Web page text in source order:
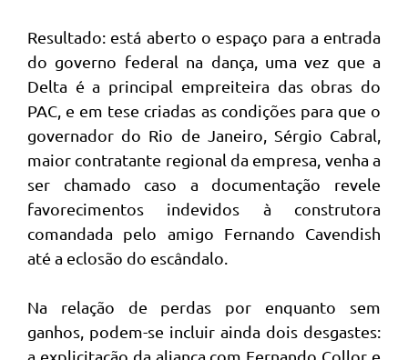
Resultado: está aberto o espaço para a entrada
do governo federal na dança, uma vez que a
Delta é a principal empreiteira das obras do
PAC, e em tese criadas as condições para que o
governador do Rio de Janeiro, Sérgio Cabral,
maior contratante regional da empresa, venha a
ser chamado caso a documentação revele
favorecimentos indevidos à construtora
comandada pelo amigo Fernando Cavendish
até a eclosão do escândalo.
Na relação de perdas por enquanto sem
ganhos, podem-se incluir ainda dois desgastes:
a explicitação da aliança com Fernando Collor e